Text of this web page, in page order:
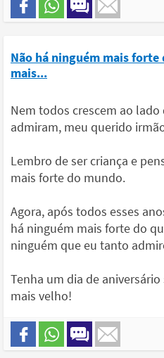
Não há ninguém mais forte
mais...
Nem todos crescem ao
admiram, meu querido
Lembro de ser criança e
mais forte do mundo.
Agora, após todos esses
há ninguém mais forte do
ninguém que eu tanto
Tenha um dia de
mais velho!